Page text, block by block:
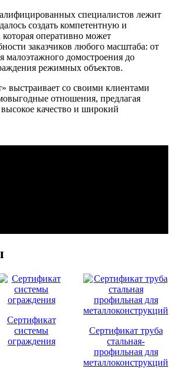
специалистов лежит
создать компетентную и
оперативно может
заказчиков любого масштаба: от
малоэтажного домостроения до
режимных объектов.
выстраивает со своими клиентами
отношения, предлагая
качество и широкий
Сертификат
системы
ограждения
Сертификат труба
стальная-
профильная для
металлоконструкций